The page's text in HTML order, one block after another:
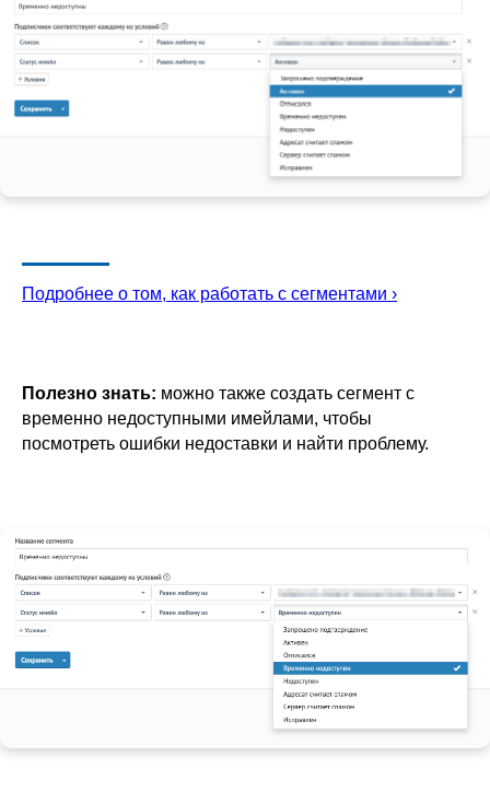
Подробнее о том, как работать с сегментами ›
Полезно знать: можно также создать сегмент с
временно недоступными имейлами, чтобы
посмотреть ошибки недоставки и найти проблему.